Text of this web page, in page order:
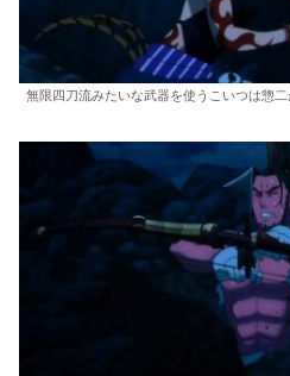
無限四刀流みたいな武器を使うこいつは惣二